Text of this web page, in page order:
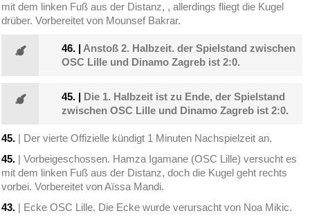
mit dem linken Fuß aus der Distanz, , allerdings fliegt die Kugel
drüber. Vorbereitet von Mounsef Bakrar.
46. | Anstoß 2. Halbzeit. der Spielstand zwischen
OSC Lille und Dinamo Zagreb ist 2:0.
45. | Die 1. Halbzeit ist zu Ende, der Spielstand
zwischen OSC Lille und Dinamo Zagreb ist 2:0.
45. | Der vierte Offizielle kündigt 1 Minuten Nachspielzeit an.
45. | Vorbeigeschossen. Hamza Igamane (OSC Lille) versucht es
mit dem linken Fuß aus der Distanz, doch die Kugel geht rechts
vorbei. Vorbereitet von Aïssa Mandi.
43. | Ecke OSC Lille. Die Ecke wurde verursacht von Noa Mikic.